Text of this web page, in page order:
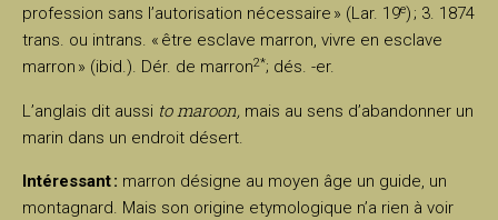
profession sans l’autorisation nécessaire » (Lar. 19e) ; 3. 1874
trans. ou intrans. « être esclave marron, vivre en esclave
marron » (ibid.). Dér. de marron2*; dés. -er.
L’anglais dit aussi to maroon, mais au sens d’abandonner un
marin dans un endroit désert.
Intéressant : marron désigne au moyen âge un guide, un
montagnard. Mais son origine etymologique n’a rien à voir